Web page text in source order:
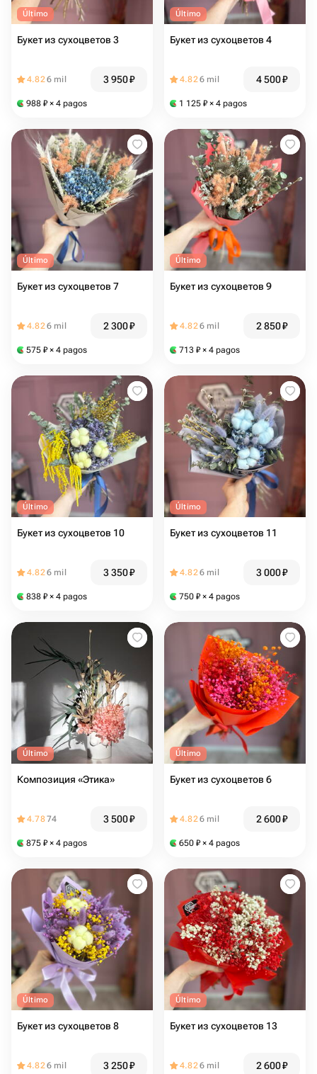
Último
Букет из сухоцветов 3
4.826 mil 3 950₽
988 ₽ × 4 pagos
Último
Букет из сухоцветов 4
4.826 mil 4 500₽
1 125 ₽ × 4 pagos
Último
Букет из сухоцветов 7
4.826 mil 2 300₽
575 ₽ × 4 pagos
Último
Букет из сухоцветов 9
4.826 mil 2 850₽
713 ₽ × 4 pagos
Último
Букет из сухоцветов 10
4.826 mil 3 350₽
838 ₽ × 4 pagos
Último
Букет из сухоцветов 11
4.826 mil 3 000₽
750 ₽ × 4 pagos
Último
Композиция «Этика»
4.7874 3 500₽
875 ₽ × 4 pagos
Último
Букет из сухоцветов 6
4.826 mil 2 600₽
650 ₽ × 4 pagos
Último
Букет из сухоцветов 8
4.826 mil 3 250₽
Último
Букет из сухоцветов 13
4.826 mil 2 600₽